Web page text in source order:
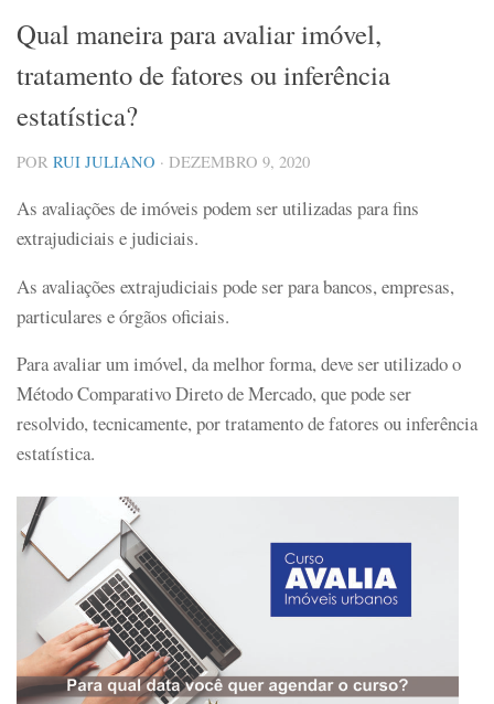
Qual maneira para avaliar imóvel,
tratamento de fatores ou inferência
estatística?
POR RUI JULIANO · DEZEMBRO 9, 2020
As avaliações de imóveis podem ser utilizadas para fins
extrajudiciais e judiciais.
As avaliações extrajudiciais pode ser para bancos, empresas,
particulares e órgãos oficiais.
Para avaliar um imóvel, da melhor forma, deve ser utilizado o
Método Comparativo Direto de Mercado, que pode ser
resolvido, tecnicamente, por tratamento de fatores ou inferência
estatística.